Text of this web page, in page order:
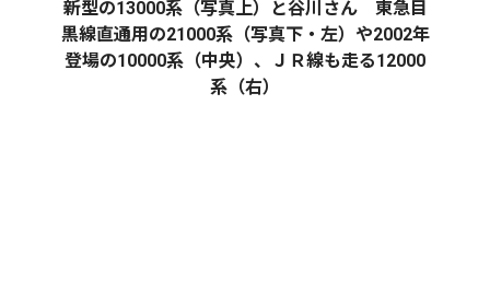
新型の13000系（写真上）と谷川さん 東急目
黒線直通用の21000系（写真下・左）や2002年
登場の10000系（中央）、ＪＲ線も走る12000
系（右）